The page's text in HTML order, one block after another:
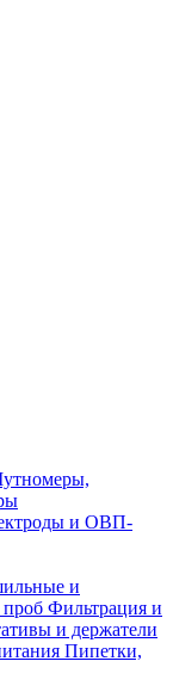
и ОВП-
и
проб Фильтрация и
и держатели
Пипетки,